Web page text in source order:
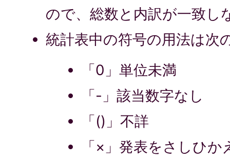
ので、総数と内訳が一致し
統計表中の符号の用法は次
「0」単位未満
「-」該当数字なし
「()」不詳
「×」発表をさしひか